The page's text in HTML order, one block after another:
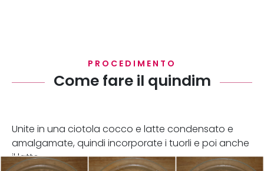
PROCEDIMENTO
Come fare il quindim
Unite in una ciotola cocco e latte condensato e
amalgamate, quindi incorporate i tuorli e poi anche
il latte.